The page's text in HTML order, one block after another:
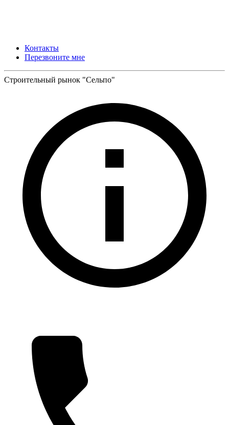
Контакты
Перезвоните мне
Строительный рынок "Сельпо"